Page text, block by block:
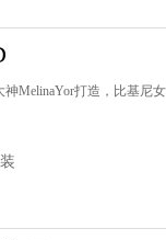
MelinaYor打造，比基